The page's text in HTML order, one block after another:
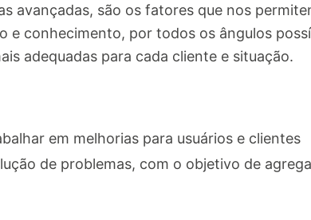
avançadas, são os fatores que nos
e conhecimento, por todos os ângulos
adequadas para cada cliente e situação.
em melhorias para usuários e clientes
de problemas, com o objetivo de